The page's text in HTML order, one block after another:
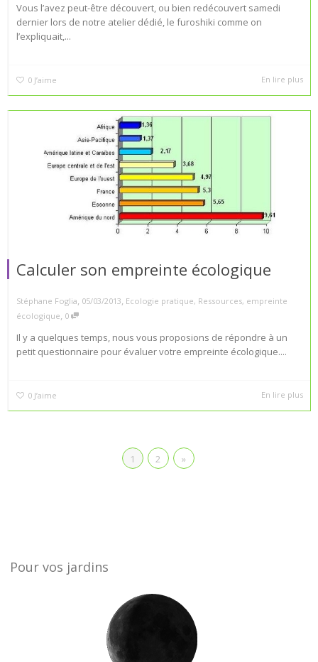
Vous l’avez peut-être découvert, ou bien redécouvert samedi
dernier lors de notre atelier dédié, le furoshiki comme on
l’expliquait,...
0 J’aime En lire plus
Calculer son empreinte écologique
Stéphane Foglia, 05/03/2013, Ecologie pratique, Ressources, empreinte
écologique, 0
Il y a quelques temps, nous vous proposions de répondre à un
petit questionnaire pour évaluer votre empreinte écologique....
0 J’aime En lire plus
1 2 »
Pour vos jardins